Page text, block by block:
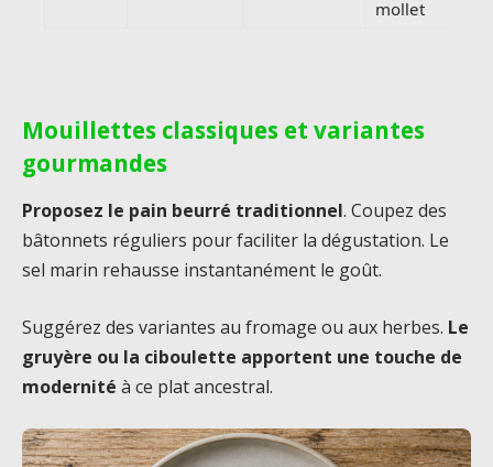
mollet
Mouillettes classiques et variantes
gourmandes
Proposez le pain beurré traditionnel. Coupez des
bâtonnets réguliers pour faciliter la dégustation. Le
sel marin rehausse instantanément le goût.
Suggérez des variantes au fromage ou aux herbes. Le
gruyère ou la ciboulette apportent une touche de
modernité à ce plat ancestral.